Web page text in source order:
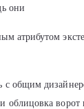
они
атрибутом
с общим
облицовка ворот